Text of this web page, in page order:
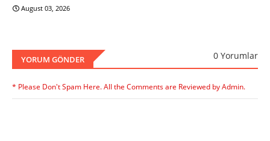
August 03, 2026
YORUM GÖNDER 0 Yorumlar
* Please Don't Spam Here. All the Comments are Reviewed by Admin.